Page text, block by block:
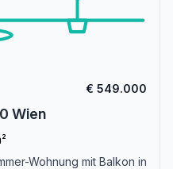
€ 549.000
Wien
Wohnung mit Balkon in